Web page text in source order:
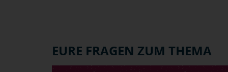
EURE FRAGEN ZUM THEMA